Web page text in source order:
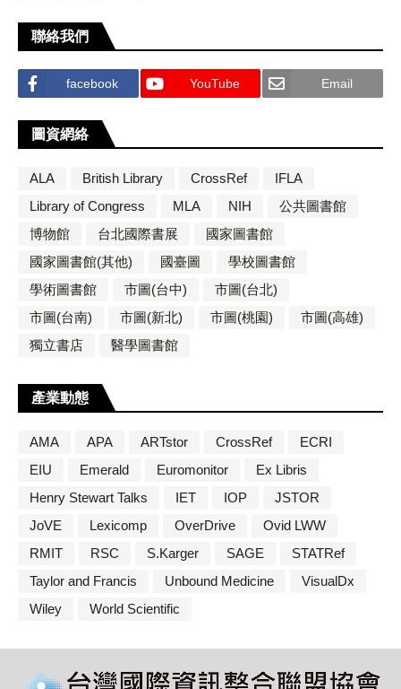
聯絡我們
facebook YouTube Email
圖資網絡
ALA British Library CrossRef
IFLA
Library of Congress
MLA NIH
公共圖書館
博物館
台北國際書展
國家圖書館
國家圖書館(其他)
國臺圖
學校圖書館
學術圖書館
市圖(台中)
市圖(台北)
市圖(台南)
市圖(新北) 市圖(桃園)
市圖(高雄)
獨立書店
醫學圖書館
產業動態
AMA APA ARTstor CrossRef
ECRI
EIU
Emerald Euromonitor
Ex Libris
Henry Stewart Talks
IET IOP
JSTOR
JoVE
Lexicomp OverDrive
Ovid LWW
RMIT
RSC S.Karger SAGE
STATRef
Taylor and Francis
Unbound Medicine
VisualDx
Wiley
World Scientific